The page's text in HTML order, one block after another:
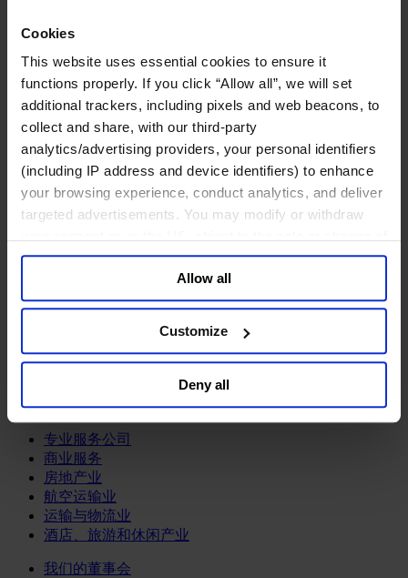
Cookies
This website uses essential cookies to ensure it
functions properly. If you click “Allow all”, we will set
additional trackers, including pixels and web beacons, to
collect and share, with our third-party
analytics/advertising providers, your personal identifiers
(including IP address and device identifiers) to enhance
your browsing experience, conduct analytics, and deliver
targeted advertisements. You may modify or withdraw
your data for targeted advertising, by clicking “Do Not
Sell or Share My Personal Information” in the footer of
the website. You must opt-out of each device and each
browser. For additional information and retention terms
general collection and use of personal information see
Allow all
Customize
Deny all
化工与过程工业咨询团队
机械与工业技术
汽车与交通设备
能源业
金属与矿业
金融服务业
主权财富基金
保险业
基础设施
投资银行、企业银行与金融市场
数字化资产、加密货币与Web 3行业
资产管理行业
零售金融服务
服务业
专业服务公司
商业服务
房地产业
航空运输业
运输与物流业
酒店、旅游和休闲产业
我们的董事会